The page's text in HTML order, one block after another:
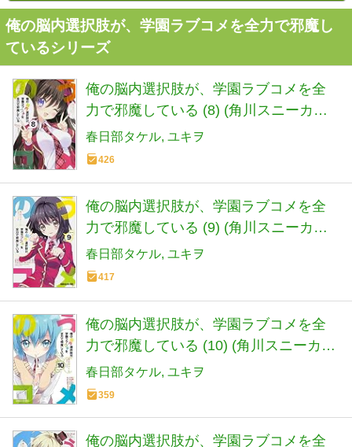
俺の脳内選択肢が、学園ラブコメを全力で邪魔し
ているシリーズ
俺の脳内選択肢が、学園ラブコメを全
力で邪魔している (8) (角川スニーカー
文庫)
春日部タケル ユキヲ
426
俺の脳内選択肢が、学園ラブコメを全
力で邪魔している (9) (角川スニーカー
文庫)
春日部タケル ユキヲ
417
俺の脳内選択肢が、学園ラブコメを全
力で邪魔している (10) (角川スニーカー
文庫)
春日部タケル ユキヲ
359
俺の脳内選択肢が、学園ラブコメを全